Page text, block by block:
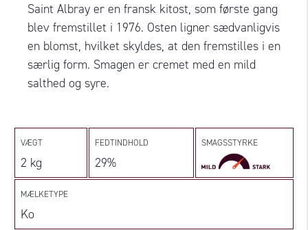
Saint Albray er en fransk kitost, som første gang
blev fremstillet i 1976. Osten ligner sædvanligvis
en blomst, hvilket skyldes, at den fremstilles i en
særlig form. Smagen er cremet med en mild
salthed og syre.
VÆGT
2 kg
FEDTINDHOLD
29%
SMAGSSTYRKE
MÆLKETYPE
Ko